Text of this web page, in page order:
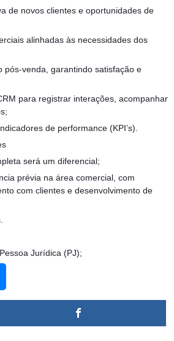
de novos clientes e oportunidades de
alinhadas às necessidades dos
pós-venda, garantindo satisfação e
para registrar interações, acompanhar
de performance (KPI’s).
será um diferencial;
prévia na área comercial, com
com clientes e desenvolvimento de
Jurídica (PJ);